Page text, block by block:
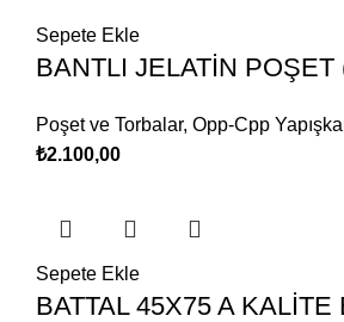
Sepete Ekle
BANTLI JELATİN
Poşet ve Torbalar, Opp-Cpp
₺2.100,00
Sepete Ekle
BATTAL 45X75 A